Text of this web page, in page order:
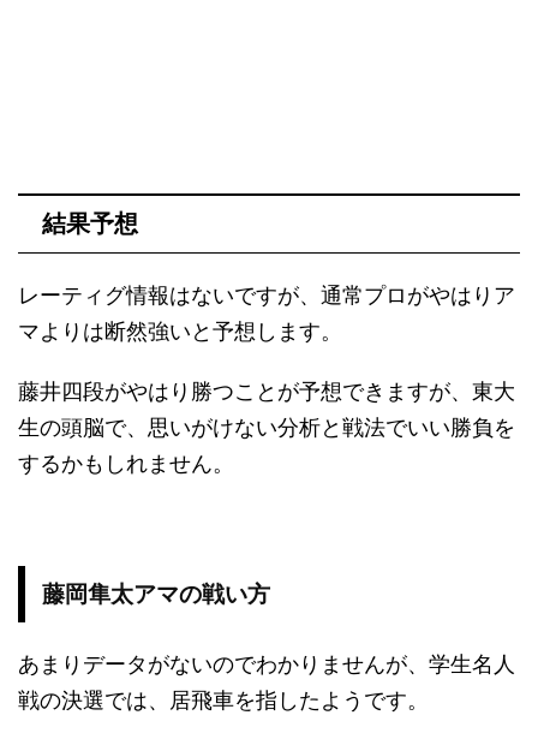
結果予想
レーティグ情報はないですが、通常プロがやはりア
マよりは断然強いと予想します。
藤井四段がやはり勝つことが予想できますが、東大
生の頭脳で、思いがけない分析と戦法でいい勝負を
するかもしれません。
藤岡隼太アマの戦い方
あまりデータがないのでわかりませんが、学生名人
戦の決選では、居飛車を指したようです。